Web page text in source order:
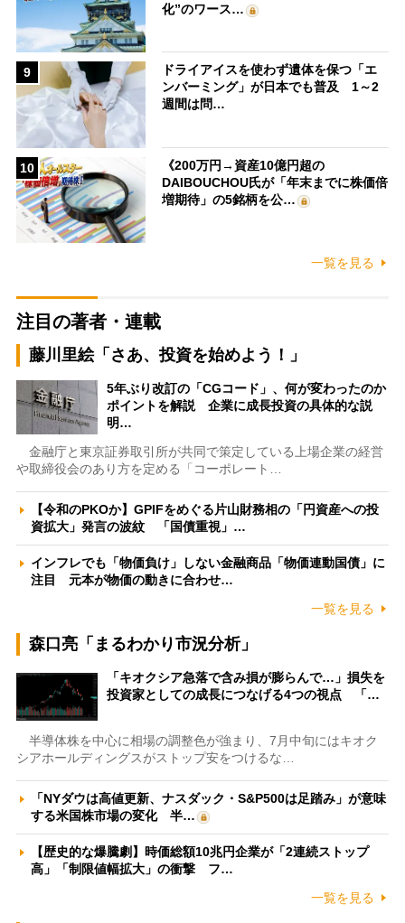
化”のワース…
9
ドライアイスを使わず遺体を保つ「エ
ンバーミング」が日本でも普及 1～2
週間は問…
10
《200万円→資産10億円超の
DAIBOUCHOU氏が「年末までに株価倍
増期待」の5銘柄を公…
一覧を見る
注目の著者・連載
藤川里絵「さあ、投資を始めよう！」
5年ぶり改訂の「CGコード」、何が変わったのか
ポイントを解説 企業に成長投資の具体的な説
明…
金融庁と東京証券取引所が共同で策定している上場企業の経営
や取締役会のあり方を定める「コーポレート…
【令和のPKOか】GPIFをめぐる片山財務相の「円資産への投
資拡大」発言の波紋 「国債重視」…
インフレでも「物価負け」しない金融商品「物価連動国債」に
注目 元本が物価の動きに合わせ…
一覧を見る
森口亮「まるわかり市況分析」
「キオクシア急落で含み損が膨らんで…」損失を
投資家としての成長につなげる4つの視点 「…
半導体株を中心に相場の調整色が強まり、7月中旬にはキオク
シアホールディングスがストップ安をつけるな…
「NYダウは高値更新、ナスダック・S&P500は足踏み」が意味
する米国株市場の変化 半…
【歴史的な爆騰劇】時価総額10兆円企業が「2連続ストップ
高」「制限値幅拡大」の衝撃 フ…
一覧を見る